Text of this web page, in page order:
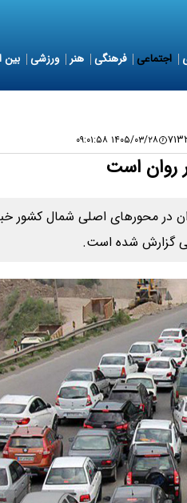
اجتماعی فرهنگی هنر ورزشی بین
۱۴۰۵/۰۳/۲۸ ۰۹:۰۱:۵۸
روان است
در محورهای اصلی شمال کشور
گزارش شده است.